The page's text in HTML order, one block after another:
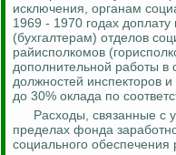
исключения, органам
1969 - 1970 годах
(бухгалтерам) отделов
райисполкомов
дополнительной работы в
должностей инспекторов
до 30% оклада по
Расходы, связанные с
пределах фонда
социального